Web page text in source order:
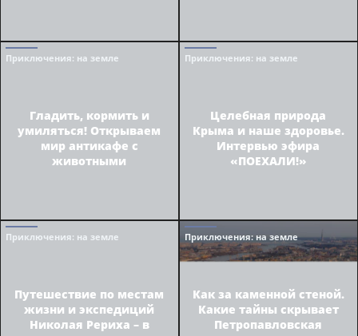
Приключения: на земле
Гладить, кормить и
умиляться! Открываем
мир антикафе с
животными
Приключения: на земле
Целебная природа
Крыма и наше здоровье.
Интервью эфира
«ПОЕХАЛИ!»
Приключения: на земле
Путешествие по местам
жизни и экспедиций
Николая Рериха – в
Приключения: на земле
Как за каменной стеной.
Какие тайны скрывает
Петропавловская